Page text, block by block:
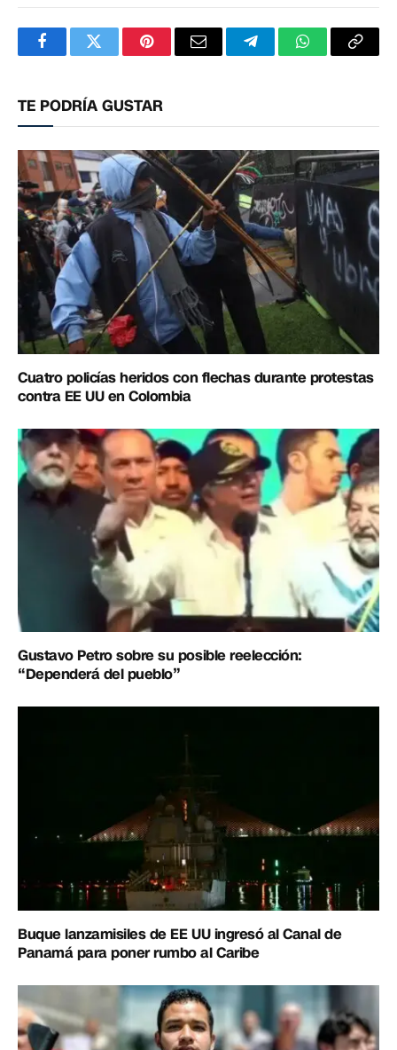
FacebookTwitterPinterestCorreoTelegramWhatsApp
TE PODRÍA GUSTAR
Cuatro policías heridos con flechas durante protestas
contra EE UU en Colombia
Gustavo Petro sobre su posible reelección:
“Dependerá del pueblo”
Buque lanzamisiles de EE UU ingresó al Canal de
Panamá para poner rumbo al Caribe